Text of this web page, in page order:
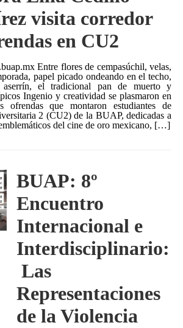
visita corredor
en CU2
Entre flores de cempasúchil, velas,
papel picado ondeando en el techo,
aserrín, el tradicional pan de muerto y
Ingenio y creatividad se plasmaron en
ofrendas que montaron estudiantes de
2 (CU2) de la BUAP, dedicadas a
del cine de oro mexicano, […]
BUAP: 8º
Encuentro
Internacional e
Interdisciplinario:
Las
Representaciones
de la Violencia